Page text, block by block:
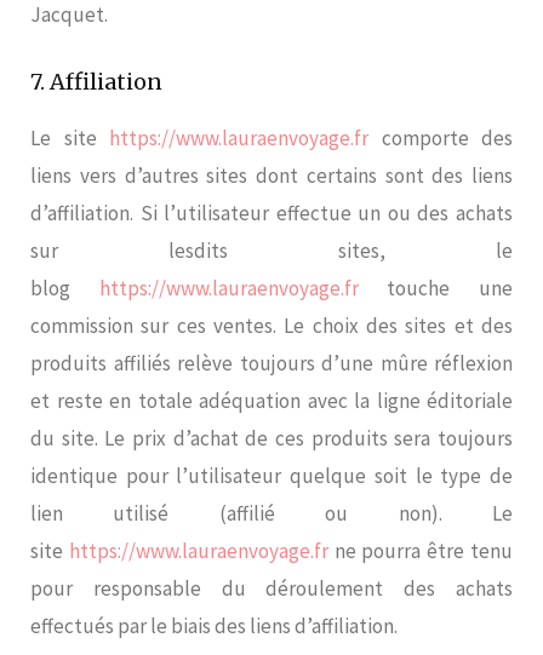
Jacquet.
7. Affiliation
Le site https://www.lauraenvoyage.fr comporte des
liens vers d’autres sites dont certains sont des liens
d’affiliation. Si l’utilisateur effectue un ou des achats
sur lesdits sites, le
blog https://www.lauraenvoyage.frtouche une
commission sur ces ventes. Le choix des sites et des
produits affiliés relève toujours d’une mûre réflexion
et reste en totale adéquation avec la ligne éditoriale
du site. Le prix d’achat de ces produits sera toujours
identique pour l’utilisateur quelque soit le type de
lien utilisé (affilié ou non). Le
site https://www.lauraenvoyage.frne pourra être tenu
pour responsable du déroulement des achats
effectués par le biais des liens d’affiliation.